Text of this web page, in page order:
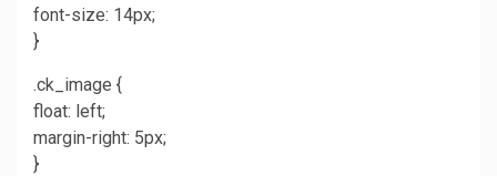
font-size: 14px;
}
.ck_image {
float: left;
margin-right: 5px;
}